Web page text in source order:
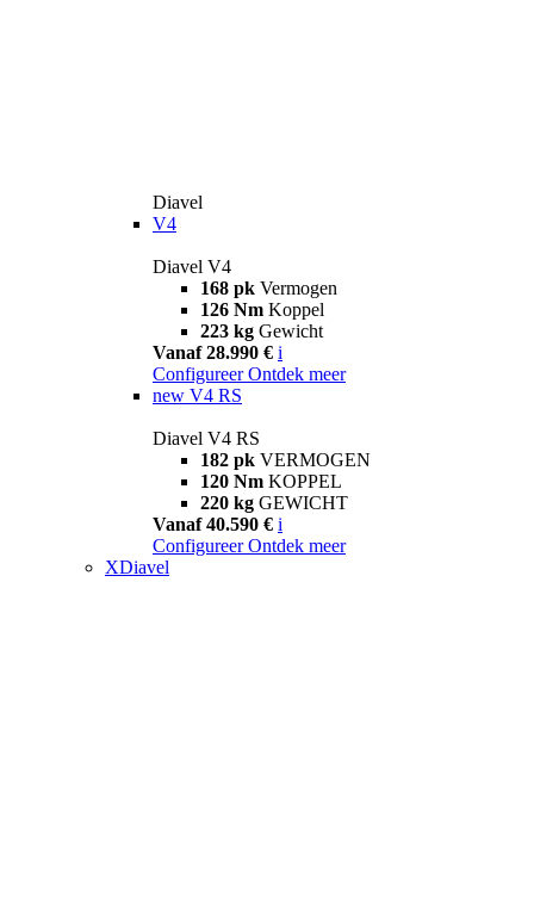
Diavel
V4
Diavel V4
168 pk Vermogen
126 Nm Koppel
223 kg Gewicht
Vanaf 28.990 € i
Configureer Ontdek meer
new V4 RS
Diavel V4 RS
182 pk VERMOGEN
120 Nm KOPPEL
220 kg GEWICHT
Vanaf 40.590 € i
Configureer Ontdek meer
XDiavel